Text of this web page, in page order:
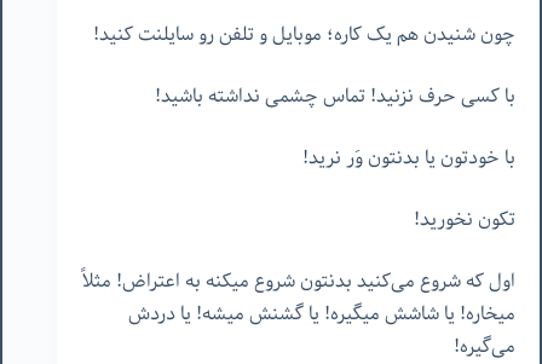
چون شنیدن هم یک کاره؛ موبایل و تلفن رو سایلنت کنید!
با کسی حرف نزنید! تماس چشمی نداشته باشید!
با خودتون یا بدنتون وَر نرید!
تکون نخورید!
اول که شروع می‌کنید بدنتون شروع میکنه به اعتراض! مثلاً
میخاره! یا شاشش میگیره! یا گشنش میشه! یا دردش
می‌گیره!